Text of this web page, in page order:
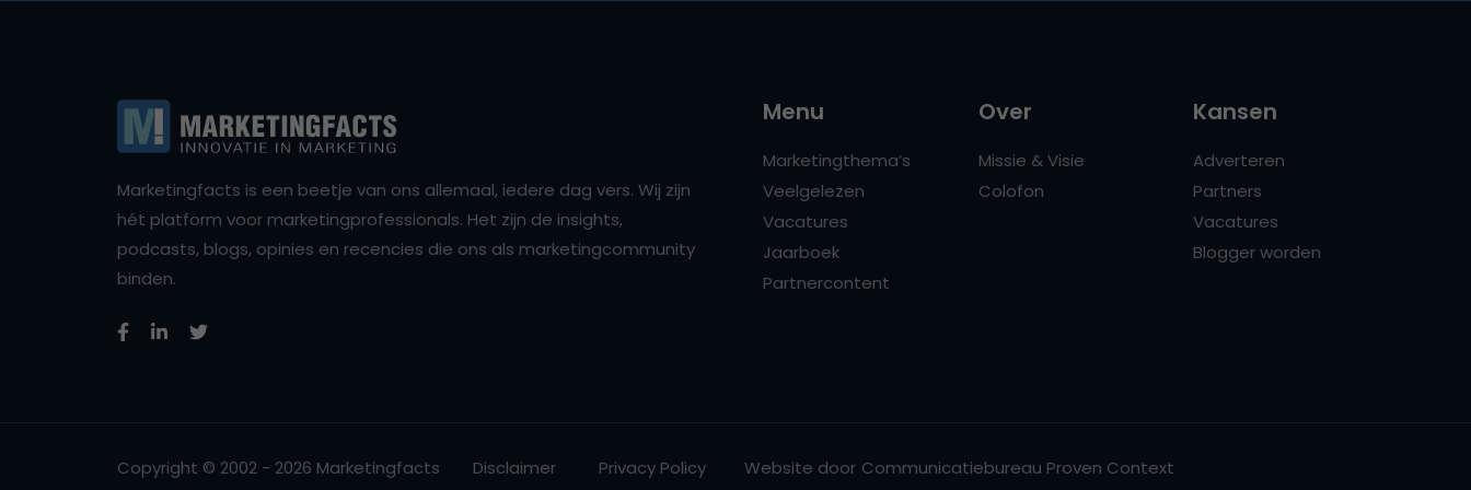
Marketingfacts is een beetje van ons allemaal, iedere dag vers. Wij zijn
hét platform voor marketingprofessionals. Het zijn de insights,
podcasts, blogs, opinies en recencies die ons als marketingcommunity
binden.
Menu
Marketingthema’s
Veelgelezen
Vacatures
Jaarboek
Partnercontent
Over
Missie & Visie
Colofon
Kansen
Adverteren
Partners
Vacatures
Blogger worden
Copyright © 2002 - 2026 Marketingfacts Disclaimer Privacy Policy Website door Communicatiebureau Proven Context